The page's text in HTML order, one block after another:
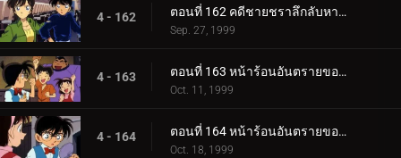
4 - 162 ตอนที่ 162 คดีชายชราลึกลับหายตัว
Sep. 27, 1999
4 - 163 ตอนที่ 163 หน้าร้อนอันตรายของโซโนโกะ (ตอนแรก)
Oct. 11, 1999
4 - 164 ตอนที่ 164 หน้าร้อนอันตรายของโซโนโกะ (ตอนจบ)
Oct. 18, 1999